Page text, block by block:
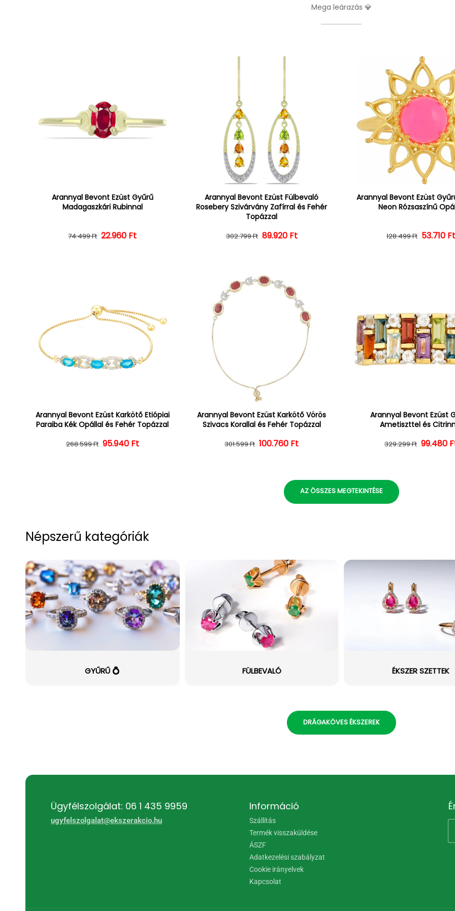
Mega leárazás 💎
Arannyal Bevont Ezüst Gyűrű
Madagaszkári Rubinnal
Normál ár
74.499 Ft Kedvezményes ár
22.960 Ft
Arannyal Bevont Ezüst Fülbevaló
Rosebery Szivárvány Zafírral és Fehér
Topázzal
Normál ár
302.799 Ft Kedvezményes ár
89.920 Ft
Arannyal Bevont Ezüst
Neon Rózsaszínű
Normál ár
128.499 Ft 53.710 Ft
Arannyal Bevont Ezüst Karkötő Etiópiai
Paraiba Kék Opállal és Fehér Topázzal
Normál ár
268.599 Ft Kedvezményes ár
95.940 Ft
Arannyal Bevont Ezüst Karkötő Vörös
Szivacs Korallal és Fehér Topázzal
Normál ár
301.599 Ft Kedvezményes ár
100.760 Ft
Arannyal Bevont Ezüst
Ametiszttel és
Normál
329.299 Ft 99.480
AZ ÖSSZES MEGTEKINTÉSE
Népszerű kategóriák
GYŰRŰ 💍 FÜLBEVALÓ ÉKSZER SZETTEK
DRÁGAKÖVES ÉKSZEREK
Ügyfélszolgálat: 06 1 435 9959
ugyfelszolgalat@ekszerakcio.hu
Információ
Szállítás
Termék visszaküldése
ÁSZF
Adatkezelési szabályzat
Cookie irányelvek
Kapcsolat